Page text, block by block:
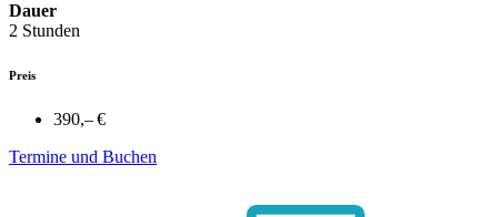
Dauer
2 Stunden
Preis
390,– €
Termine und Buchen